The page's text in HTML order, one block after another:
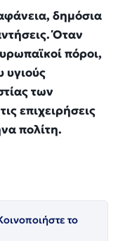
δημόσια
Όταν
πόροι,
υγιούς
των
επιχειρήσεις
πολίτη.
το